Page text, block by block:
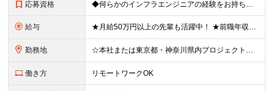
応募資格 ◆何らかのインフラエンジニアの経験をお持ちの方 ┗設計・構築経験だけではなく、運用・保守経験があるという方も、お気軽にご応募ください！ ┗ブランク・転職回数は不問です！ ┗ネガティブな応募理由も歓迎で
給与 ★月給50万円以上の先輩も活躍中！ ★前職年収から80万円以上UP保証 月給35万円～ ※月給には固定残業代を含む(月20時間分/2万6000円～/超過分別途支給） ※残業がなくても上記支給(基本残
勤務地 ☆本社または東京都・神奈川県内プロジェクト先での勤務となります ☆リモートワークOKの案件も多数あります(応相談) ☆転居を伴う転勤はありません ☆九州地方、北陸地方、北海道からの転職者も多数在籍！/
働き方 リモートワークOK